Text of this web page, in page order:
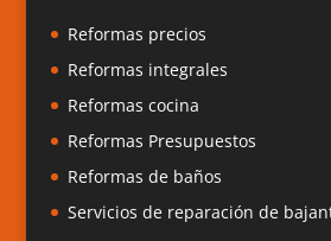
Reformas precios
Reformas integrales
Reformas cocina
Reformas Presupuestos
Reformas de baños
Servicios de reparación de